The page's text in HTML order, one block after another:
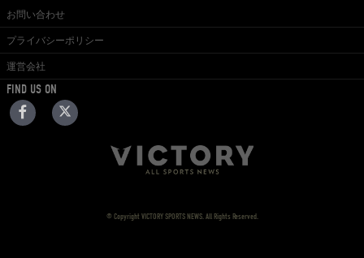
お問い合わせ
プライバシーポリシー
運営会社
FIND US ON
© Copyright VICTORY SPORTS NEWS. All Rights Reserved.